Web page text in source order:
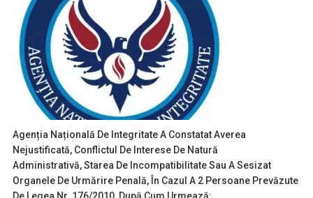
Agenția Națională De Integritate A Constatat Averea
Nejustificată, Conflictul De Interese De Natură
Administrativă, Starea De Incompatibilitate Sau A Sesizat
Organele De Urmărire Penală, În Cazul A 2 Persoane Prevăzute